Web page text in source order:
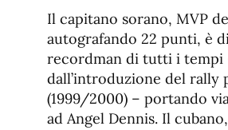
Il capitano sorano, MVP
autografando 22 punti, è
recordman di tutti i tempi
dall’introduzione del rally
(1999/2000) – portando
ad Angel Dennis. Il